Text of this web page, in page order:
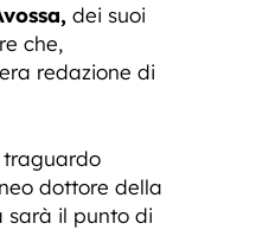
dei suoi
che,
redazione di
traguardo
dottore della
sarà il punto di